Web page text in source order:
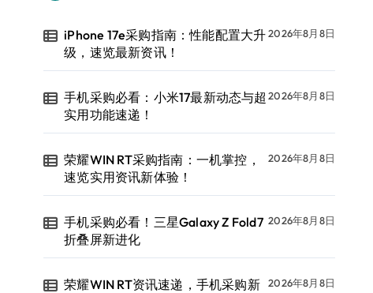
iPhone 17e采购指南：性能配置大升
级，速览最新资讯！
2026年8月8日
手机采购必看：小米17最新动态与超
实用功能速递！
2026年8月8日
荣耀WIN RT采购指南：一机掌控，
速览实用资讯新体验！
2026年8月8日
手机采购必看！三星Galaxy Z Fold7
折叠屏新进化
2026年8月8日
荣耀WIN RT资讯速递，手机采购新
2026年8月8日